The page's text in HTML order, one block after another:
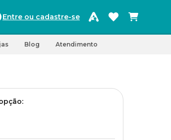
Entre ou cadastre-se
Blog Atendimento